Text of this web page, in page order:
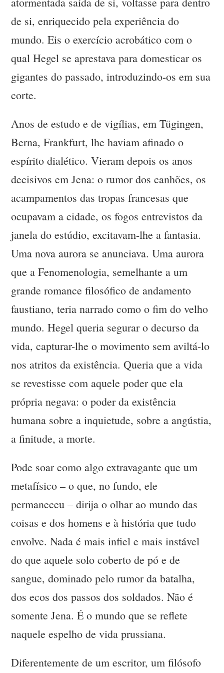
de si, enriquecido pela experiência do
mundo. Eis o exercício acrobático com o
qual Hegel se aprestava para domesticar os
gigantes do passado, introduzindo-os em sua
corte.
Anos de estudo e de vigílias, em Tügingen,
Berna, Frankfurt, lhe haviam afinado o
espírito dialético. Vieram depois os anos
decisivos em Jena: o rumor dos canhões, os
acampamentos das tropas francesas que
ocupavam a cidade, os fogos entrevistos da
janela do estúdio, excitavam-lhe a fantasia.
Uma nova aurora se anunciava. Uma aurora
que a Fenomenologia, semelhante a um
grande romance filosófico de andamento
faustiano, teria narrado como o fim do velho
mundo. Hegel queria segurar o decurso da
vida, capturar-lhe o movimento sem aviltá-lo
nos atritos da existência. Queria que a vida
se revestisse com aquele poder que ela
própria negava: o poder da existência
humana sobre a inquietude, sobre a angústia,
a finitude, a morte.
Pode soar como algo extravagante que um
metafísico – o que, no fundo, ele
permaneceu – dirija o olhar ao mundo das
coisas e dos homens e à história que tudo
envolve. Nada é mais infiel e mais instável
do que aquele solo coberto de pó e de
sangue, dominado pelo rumor da batalha,
dos ecos dos passos dos soldados. Não é
somente Jena. É o mundo que se reflete
naquele espelho de vida prussiana.
Diferentemente de um escritor, um filósofo